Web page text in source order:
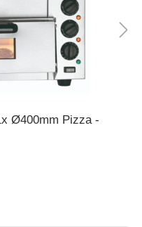
Ø400mm Pizza -